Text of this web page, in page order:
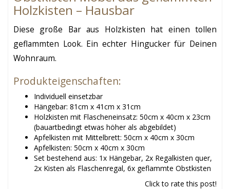
Holzkisten – Hausbar
Diese große Bar aus Holzkisten hat einen tollen
geflammten Look. Ein echter Hingucker für Deinen
Wohnraum.
Produkteigenschaften:
Individuell einsetzbar
Hängebar: 81cm x 41cm x 31cm
Holzkisten mit Flascheneinsatz: 50cm x 40cm x 23cm
(bauartbedingt etwas höher als abgebildet)
Apfelkisten mit Mittelbrett: 50cm x 40cm x 30cm
Apfelkisten: 50cm x 40cm x 30cm
Set bestehend aus: 1x Hängebar, 2x Regalkisten quer,
2x Kisten als Flaschenregal, 6x geflammte Obstkisten
Click to rate this post!